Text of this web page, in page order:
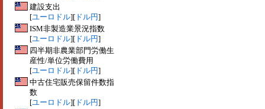
建設支出
[ユーロドル][ ドル円]
ISM非製造業景況指数
[ユーロドル][ ドル円]
四半期非農業部門労働生
産性/単位労働費用
[ユーロドル][ ドル円]
中古住宅販売保留件数指
数
[ユーロドル][ ドル円]